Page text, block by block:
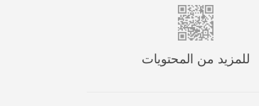
للمزيد من المحتويات